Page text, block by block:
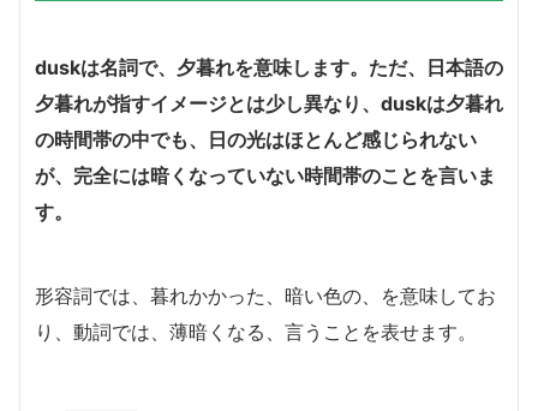
duskは名詞で、夕暮れを意味します。ただ、日本語の
夕暮れが指すイメージとは少し異なり、duskは夕暮れ
の時間帯の中でも、日の光はほとんど感じられない
が、完全には暗くなっていない時間帯のことを言いま
す。
形容詞では、暮れかかった、暗い色の、を意味してお
り、動詞では、薄暗くなる、言うことを表せます。